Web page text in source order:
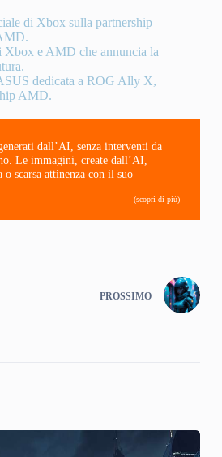
di Xbox sulla partnership
e AMD che annuncia la
dedicata a ROG Ally X,
AMD.
dall’AI, senza interventi da
Le immagini, create dall’AI,
o scarsa attinenza con il suo
(scopri di più)
PROSSIMO